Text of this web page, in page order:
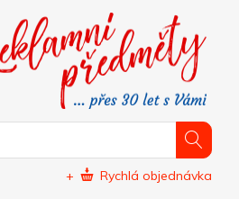
+ Rychlá objednávka